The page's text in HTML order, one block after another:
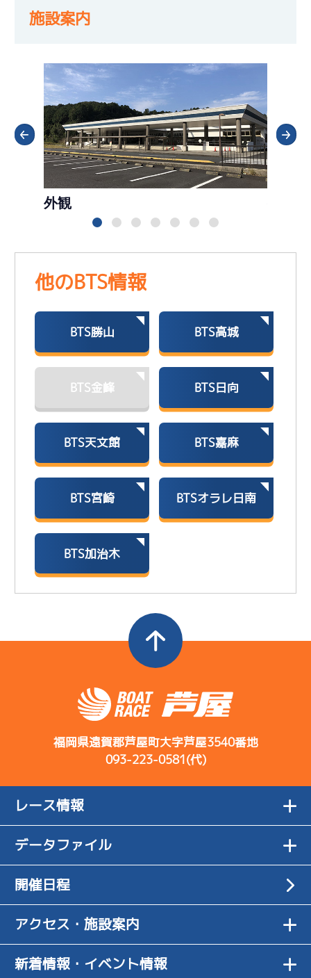
施設案内
外観
他のBTS情報
BTS勝山 BTS高城
BTS金峰 BTS日向
BTS天文館 BTS嘉麻
BTS宮崎 BTSオラレ日南
BTS加治木
福岡県遠賀郡芦屋町大字芦屋3540番地
093-223-0581(代)
レース情報
データファイル
開催日程
アクセス・施設案内
新着情報・イベント情報